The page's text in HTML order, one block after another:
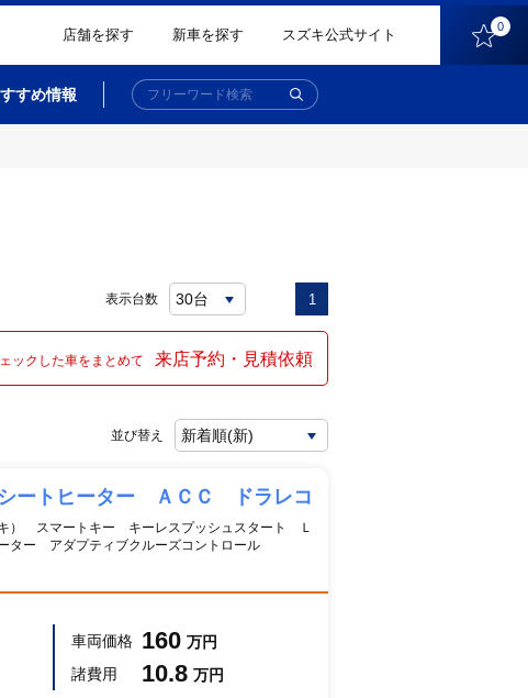
店舗を探す 新車を探す スズキ公式サイト 0
すめ情報
表示台数 1
ックした車をまとめて 来店予約・見積依頼
並び替え
トヒーター ＡＣＣ ドラレコ
キ） スマートキー キーレスプッシュスタート Ｌ
ー アダプティブクルーズコントロール
車両価格 160 万円
諸費用
10.8 万円